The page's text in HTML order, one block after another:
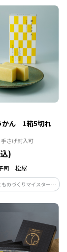
ーを楽しめます。
かん 1箱5切れ
さげ封入可
)
司 松屋
のづくりマイスターが
仕上げ、口当たりのどご
芋の優しい味わいと甘
で引き出してます